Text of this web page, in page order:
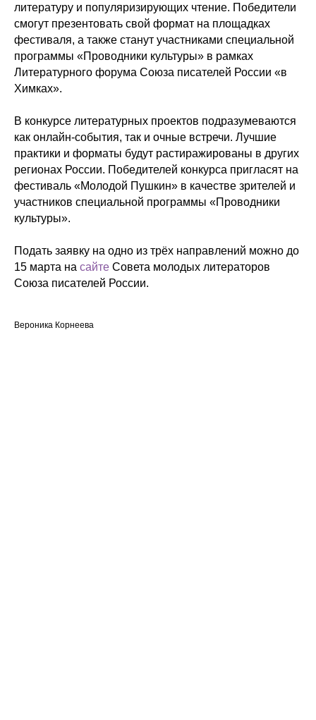
литературу и популяризирующих чтение. Победители
смогут презентовать свой формат на площадках
фестиваля, а также станут участниками специальной
программы «Проводники культуры» в рамках
Литературного форума Союза писателей России «в
Химках».
В конкурсе литературных проектов подразумеваются
как онлайн-события, так и очные встречи. Лучшие
практики и форматы будут растиражированы в других
регионах России. Победителей конкурса пригласят на
фестиваль «Молодой Пушкин» в качестве зрителей и
участников специальной программы «Проводники
культуры».
Подать заявку на одно из трёх направлений можно до
15 марта на сайте Совета молодых литераторов
Союза писателей России.
Вероника Корнеева